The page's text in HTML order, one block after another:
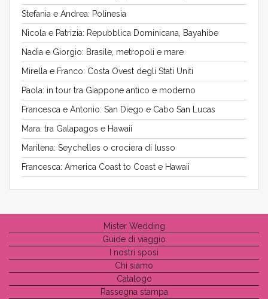
Stefania e Andrea: Polinesia
Nicola e Patrizia: Repubblica Dominicana, Bayahibe
Nadia e Giorgio: Brasile, metropoli e mare
Mirella e Franco: Costa Ovest degli Stati Uniti
Paola: in tour tra Giappone antico e moderno
Francesca e Antonio: San Diego e Cabo San Lucas
Mara: tra Galapagos e Hawaii
Marilena: Seychelles o crociera di lusso
Francesca: America Coast to Coast e Hawaii
Mister Wedding
Guide di viaggio
I nostri sposi
Chi siamo
Catalogo
Rassegna stampa